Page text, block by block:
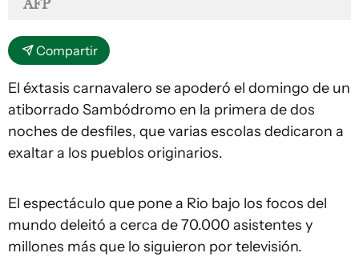
AFP
Compartir
El éxtasis carnavalero se apoderó el domingo de un
atiborrado Sambódromo en la primera de dos
noches de desfiles, que varias escolas dedicaron a
exaltar a los pueblos originarios.
El espectáculo que pone a Rio bajo los focos del
mundo deleitó a cerca de 70.000 asistentes y
millones más que lo siguieron por televisión.